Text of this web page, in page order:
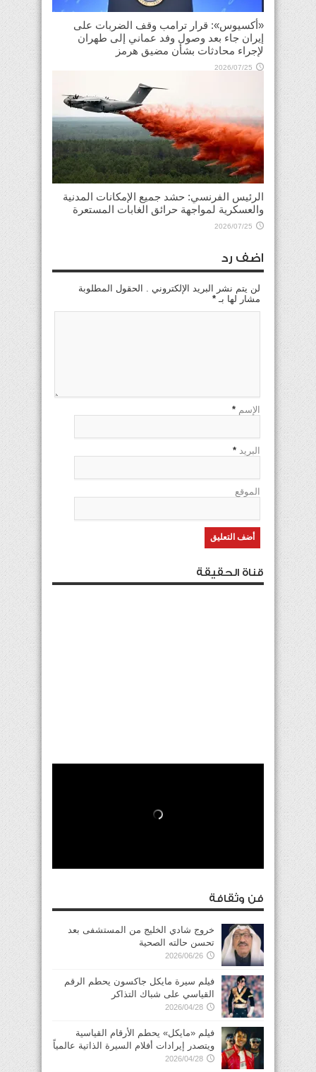
«أكسيوس»: قرار ترامب وقف الضربات على
إيران جاء بعد وصول وفد عماني إلى طهران
لإجراء محادثات بشأن مضيق هرمز
2026/07/25
الرئيس الفرنسي: حشد جميع الإمكانات المدنية
والعسكرية لمواجهة حرائق الغابات المستعرة
2026/07/25
اضف رد
لن يتم نشر البريد الإلكتروني . الحقول المطلوبة
مشار لها بـ *
الإسم *
البريد *
الموقع
قناة الحقيقة
فن وثقافة
خروج شادي الخليج من المستشفى بعد
تحسن حالته الصحية
2026/06/26
فيلم سيرة مايكل جاكسون يحطم الرقم
القياسي على شباك التذاكر
2026/04/28
فيلم «مايكل» يحطم الأرقام القياسية
ويتصدر إيرادات أفلام السيرة الذاتية عالمياً
2026/04/28